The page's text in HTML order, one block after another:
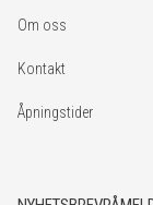
Om oss
Kontakt
Åpningstider